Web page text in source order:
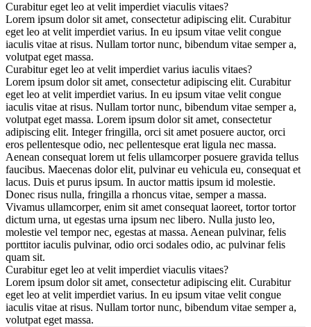
Curabitur eget leo at velit imperdiet viaculis vitaes?
Lorem ipsum dolor sit amet, consectetur adipiscing elit. Curabitur
eget leo at velit imperdiet varius. In eu ipsum vitae velit congue
iaculis vitae at risus. Nullam tortor nunc, bibendum vitae semper a,
volutpat eget massa.
Curabitur eget leo at velit imperdiet varius iaculis vitaes?
Lorem ipsum dolor sit amet, consectetur adipiscing elit. Curabitur
eget leo at velit imperdiet varius. In eu ipsum vitae velit congue
iaculis vitae at risus. Nullam tortor nunc, bibendum vitae semper a,
volutpat eget massa. Lorem ipsum dolor sit amet, consectetur
adipiscing elit. Integer fringilla, orci sit amet posuere auctor, orci
eros pellentesque odio, nec pellentesque erat ligula nec massa.
Aenean consequat lorem ut felis ullamcorper posuere gravida tellus
faucibus. Maecenas dolor elit, pulvinar eu vehicula eu, consequat et
lacus. Duis et purus ipsum. In auctor mattis ipsum id molestie.
Donec risus nulla, fringilla a rhoncus vitae, semper a massa.
Vivamus ullamcorper, enim sit amet consequat laoreet, tortor tortor
dictum urna, ut egestas urna ipsum nec libero. Nulla justo leo,
molestie vel tempor nec, egestas at massa. Aenean pulvinar, felis
porttitor iaculis pulvinar, odio orci sodales odio, ac pulvinar felis
quam sit.
Curabitur eget leo at velit imperdiet viaculis vitaes?
Lorem ipsum dolor sit amet, consectetur adipiscing elit. Curabitur
eget leo at velit imperdiet varius. In eu ipsum vitae velit congue
iaculis vitae at risus. Nullam tortor nunc, bibendum vitae semper a,
volutpat eget massa.